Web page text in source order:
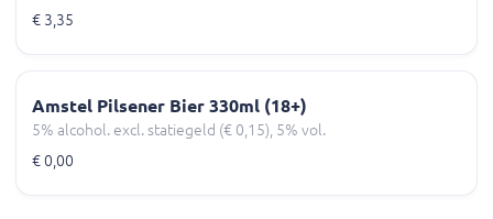
€ 3,35
Amstel Pilsener Bier 330ml (18+)
5% alcohol. excl. statiegeld (€ 0,15), 5% vol.
€ 0,00